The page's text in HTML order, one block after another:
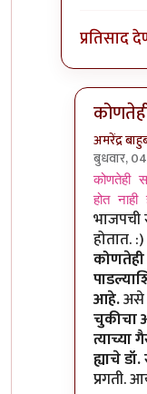
प्रतिसाद
अमरेंद्र
बुधवार,
In
कोणतेही
होत
भाजपची
होतात.
आहे.असे
चुकीचा
त्याच्या
ह्याचे
प्रगती.